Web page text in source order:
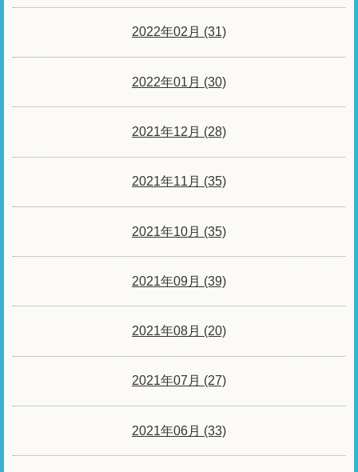
2022年02月 (31)
2022年01月 (30)
2021年12月 (28)
2021年11月 (35)
2021年10月 (35)
2021年09月 (39)
2021年08月 (20)
2021年07月 (27)
2021年06月 (33)